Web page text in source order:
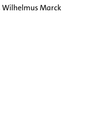
Wilhelmus Marck